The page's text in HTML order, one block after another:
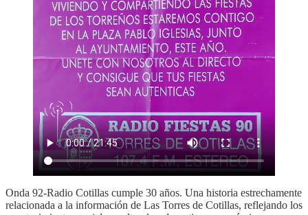
Onda 92-Radio Cotillas cumple 30 años. Una historia estrechamente
relacionada a la información de Las Torres de Cotillas, reflejando los